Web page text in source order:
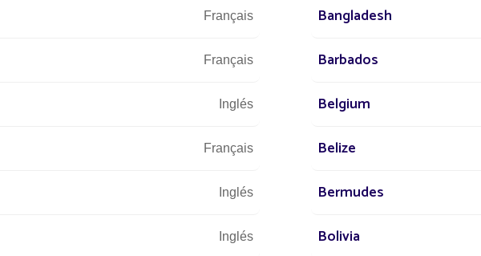
Estamos a su
Français Bangladesh
Français Barbados
Inglés Belgium
Français Belize
Inglés Bermudes
Inglés Bolivia